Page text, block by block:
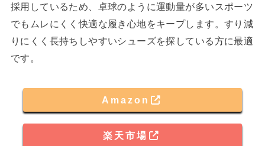
採用しているため、卓球のように運動量が多いスポーツ
でもムレにくく快適な履き心地をキープします。すり減
りにくく長持ちしやすいシューズを探している方に最適
です。
Amazon
楽天市場